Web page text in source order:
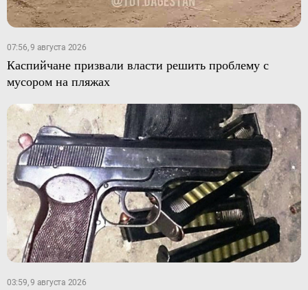
07:56, 9 августа 2026
Каспийчане призвали власти решить проблему с
мусором на пляжах
03:59, 9 августа 2026